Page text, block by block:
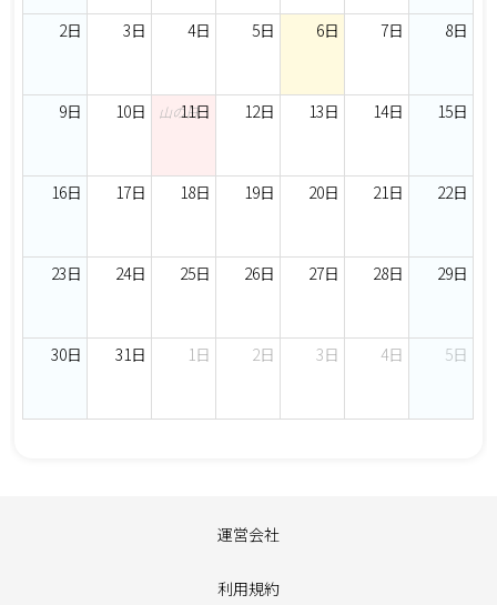
2日 3日 4日 5日 6日 7日 8日
9日 10日 11日
山の日 12日 13日 14日 15日
16日 17日 18日 19日 20日 21日 22日
23日 24日 25日 26日 27日 28日 29日
30日 31日 1日 2日 3日 4日 5日
運営会社
利用規約